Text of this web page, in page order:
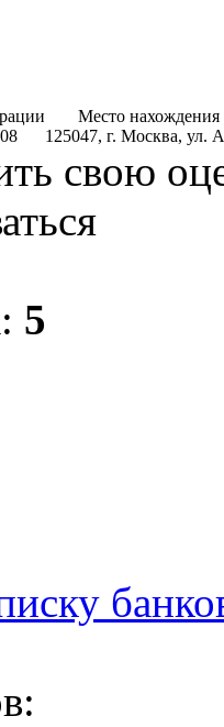
Место нахождения
125047, г. Москва, ул.
свою
5